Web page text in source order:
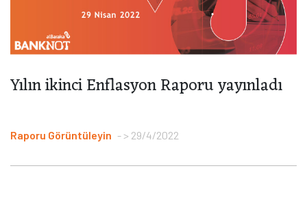
Yılın ikinci Enflasyon Raporu yayınladı
Raporu Görüntüleyin > 29/4/2022